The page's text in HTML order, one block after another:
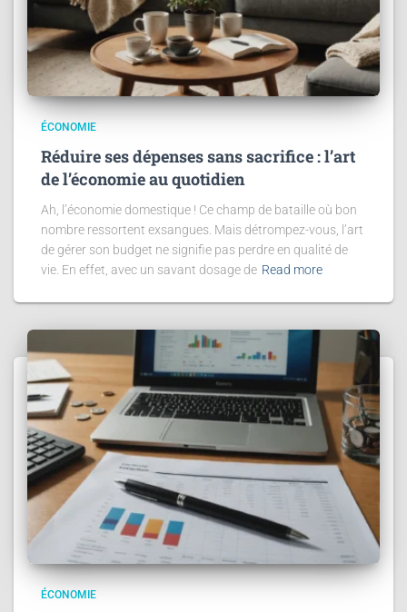
ÉCONOMIE
Réduire ses dépenses sans sacrifice : l’art
de l’économie au quotidien
Ah, l’économie domestique ! Ce champ de bataille où bon
nombre ressortent exsangues. Mais détrompez-vous, l’art
de gérer son budget ne signifie pas perdre en qualité de
vie. En effet, avec un savant dosage de Read more
ÉCONOMIE